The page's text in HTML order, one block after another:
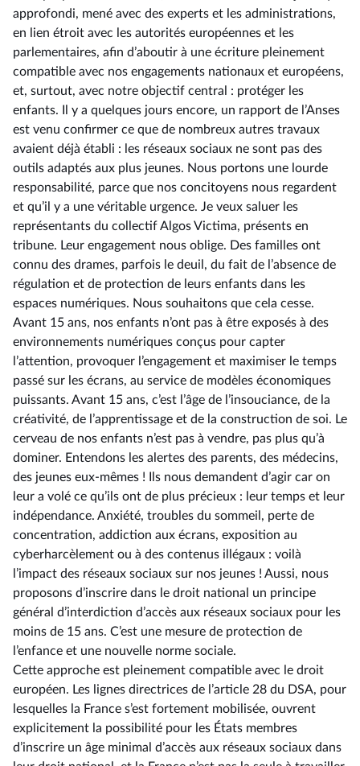
approfondi, mené avec des experts et les administrations,
en lien étroit avec les autorités européennes et les
parlementaires, afin d’aboutir à une écriture pleinement
compatible avec nos engagements nationaux et européens,
et, surtout, avec notre objectif central : protéger les
enfants. Il y a quelques jours encore, un rapport de l’Anses
est venu confirmer ce que de nombreux autres travaux
avaient déjà établi : les réseaux sociaux ne sont pas des
outils adaptés aux plus jeunes. Nous portons une lourde
responsabilité, parce que nos concitoyens nous regardent
et qu’il y a une véritable urgence. Je veux saluer les
représentants du collectif Algos Victima, présents en
tribune. Leur engagement nous oblige. Des familles ont
connu des drames, parfois le deuil, du fait de l’absence de
régulation et de protection de leurs enfants dans les
espaces numériques. Nous souhaitons que cela cesse.
Avant 15 ans, nos enfants n’ont pas à être exposés à des
environnements numériques conçus pour capter
l’attention, provoquer l’engagement et maximiser le temps
passé sur les écrans, au service de modèles économiques
puissants. Avant 15 ans, c’est l’âge de l’insouciance, de la
créativité, de l’apprentissage et de la construction de soi. Le
cerveau de nos enfants n’est pas à vendre, pas plus qu’à
dominer. Entendons les alertes des parents, des médecins,
des jeunes eux-mêmes ! Ils nous demandent d’agir car on
leur a volé ce qu’ils ont de plus précieux : leur temps et leur
indépendance. Anxiété, troubles du sommeil, perte de
concentration, addiction aux écrans, exposition au
cyberharcèlement ou à des contenus illégaux : voilà
l’impact des réseaux sociaux sur nos jeunes ! Aussi, nous
proposons d’inscrire dans le droit national un principe
général d’interdiction d’accès aux réseaux sociaux pour les
moins de 15 ans. C’est une mesure de protection de
l’enfance et une nouvelle norme sociale.
Cette approche est pleinement compatible avec le droit
européen. Les lignes directrices de l’article 28 du DSA, pour
lesquelles la France s’est fortement mobilisée, ouvrent
explicitement la possibilité pour les États membres
d’inscrire un âge minimal d’accès aux réseaux sociaux dans